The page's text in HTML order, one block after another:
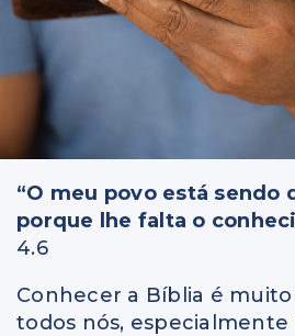
“O meu povo está sendo
porque lhe falta o
4.6
Conhecer a Bíblia é
todos nós,